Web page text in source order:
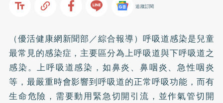
追蹤訂閱
（優活健康網新聞部／綜合報導）呼吸道感染是兒童
最常見的感染症，主要區分為上呼吸道與下呼吸道之
感染。上呼吸道感染，如鼻炎、鼻咽炎、急性咽炎
等，最嚴重時會影響到呼吸道的正常呼吸功能，而有
生命危險，需要動用緊急切開引流，並作氣管切開